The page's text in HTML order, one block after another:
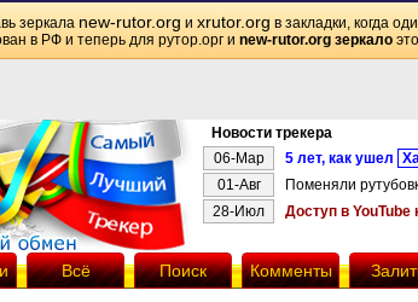
зеркала new-rutor.org и xrutor.org в закладки, когда
в РФ и теперь для рутор.орг и new-rutor.org зеркало
Новости трекера
06-Мар
5 лет, как ушел
01-Авг
Поменяли
28-Июл
Доступ в
Всё Поиск Комменты